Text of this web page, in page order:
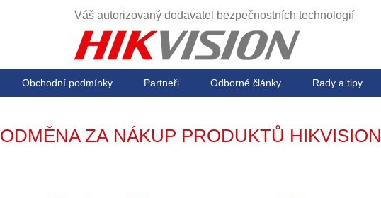
Váš autorizovaný dodavatel bezpečnostních technologií
Obchodní podmínky Partneři Odborné články Rady a tipy
ODMĚNA ZA NÁKUP PRODUKTŮ HIKVISION